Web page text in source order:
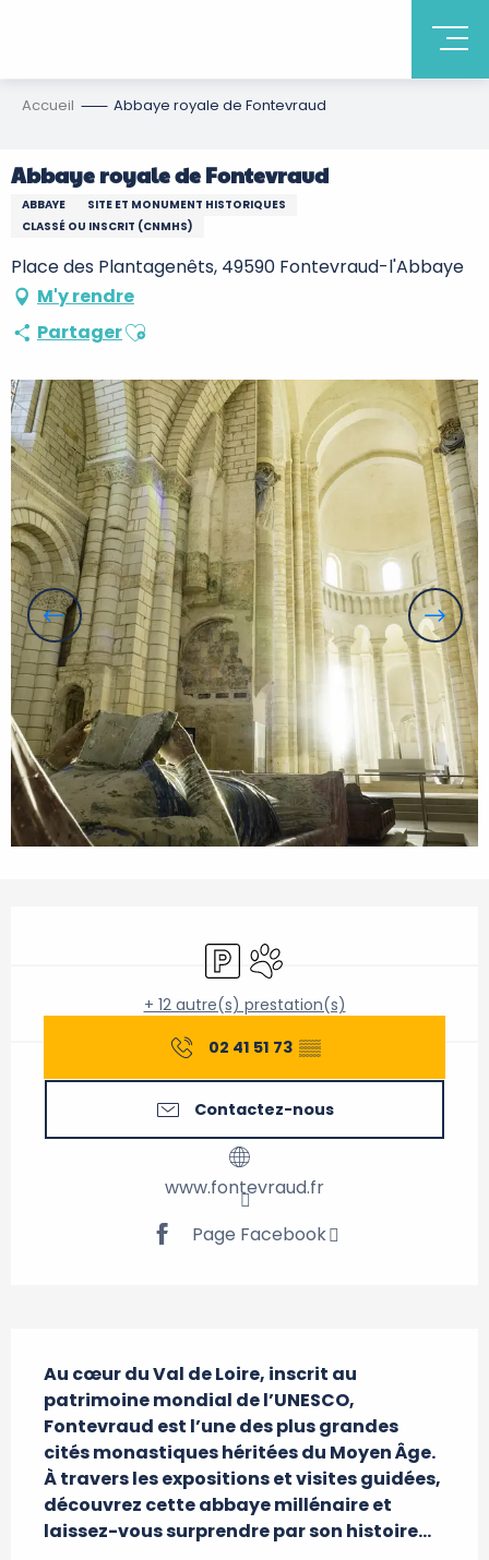
Accueil Abbaye royale de Fontevraud
Abbaye royale de Fontevraud
ABBAYE
SITE ET MONUMENT HISTORIQUES
CLASSÉ OU INSCRIT (CNMHS)
Place des Plantagenêts, 49590 Fontevraud-l'Abbaye
M'y rendre
PartagerAjouter aux favoris
ParkingAnimaux acceptés
+ 12 autre(s) prestation(s)
02 41 51 73 ▒▒
Contactez-nous
www.fontevraud.fr
Page Facebook
Au cœur du Val de Loire, inscrit au
patrimoine mondial de l’UNESCO,
Fontevraud est l’une des plus grandes
cités monastiques héritées du Moyen Âge.
À travers les expositions et visites guidées,
découvrez cette abbaye millénaire et
laissez-vous surprendre par son histoire…